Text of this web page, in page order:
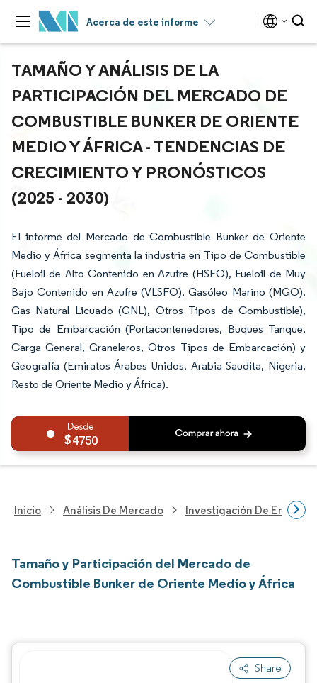
Acerca de este informe
TAMAÑO Y ANÁLISIS DE LA
PARTICIPACIÓN DEL MERCADO DE
COMBUSTIBLE BUNKER DE ORIENTE
MEDIO Y ÁFRICA - TENDENCIAS DE
CRECIMIENTO Y PRONÓSTICOS
(2025 - 2030)
El informe del Mercado de Combustible Bunker de Oriente
Medio y África segmenta la industria en Tipo de Combustible
(Fueloil de Alto Contenido en Azufre (HSFO), Fueloil de Muy
Bajo Contenido en Azufre (VLSFO), Gasóleo Marino (MGO),
Gas Natural Licuado (GNL), Otros Tipos de Combustible),
Tipo de Embarcación (Portacontenedores, Buques Tanque,
Carga General, Graneleros, Otros Tipos de Embarcación) y
Geografía (Emiratos Árabes Unidos, Arabia Saudita, Nigeria,
Resto de Oriente Medio y África).
4750
Inicio Análisis De Mercado Investigación De Energía
Tamaño y Participación del Mercado de
Combustible Bunker de Oriente Medio y África
Share